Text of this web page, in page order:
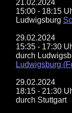
21.02.2024
15:00 - 18:15
Ludwigsburg
29.02.2024
15:35 - 17:30
durch
Ludwigsburg
29.02.2024
18:15 - 21:30
durch Stuttgart